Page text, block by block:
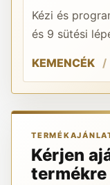
Kézi és
és 9 sütési
KEMENCÉK
Kérjen
termékre